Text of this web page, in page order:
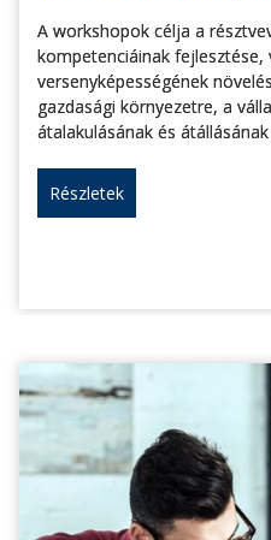
A workshopok célja a
kompetenciáinak fejlesztése,
versenyképességének
gazdasági környezetre, a
átalakulásának és
Részletek